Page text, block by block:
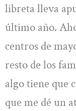
libreta lleva
último año.
centros de
resto de los
algo tiene que
que me dé un